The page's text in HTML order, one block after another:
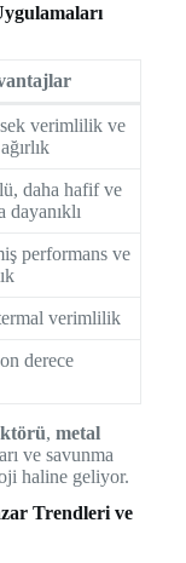
verimlilik ve
daha hafif ve
dayanıklı
performans ve
verimlilik
derece
, metal
ve savunma
haline geliyor.
Trendleri ve